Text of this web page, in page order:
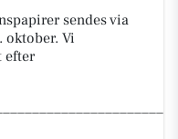
sendes via
oktober. Vi
efter